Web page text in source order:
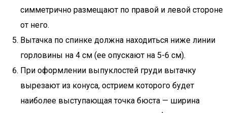
симметрично размещают по правой и левой стороне
от него.
Вытачка по спинке должна находиться ниже линии
горловины на 4 см (ее опускают на 5-6 см).
При оформлении выпуклостей груди вытачку
вырезают из конуса, острием которого будет
наиболее выступающая точка бюста — ширина